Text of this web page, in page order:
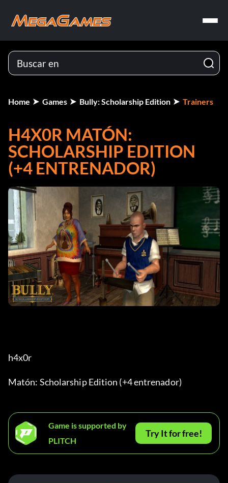
Home Games Bully: Scholarship Edition Trainers
H4X0R MATÓN:
SCHOLARSHIP EDITION
(+4 ENTRENADOR)
h4x0r
Matón: Scholarship Edition (+4 entrenador)
Game is supported by
PLITCH
Try It for free!